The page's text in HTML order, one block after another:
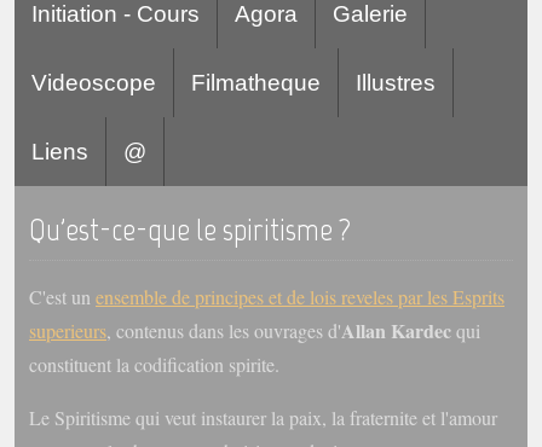
Initiation - Cours Agora Galerie
Videoscope Filmatheque Illustres
Liens @
Qu'est-ce-que le spiritisme ?
C'est un ensemble de principes et de lois reveles par les Esprits
superieurs, contenus dans les ouvrages d'Allan Kardecqui
constituent la codification spirite.
Le Spiritisme qui veut instaurer la paix, la fraternite et l'amour